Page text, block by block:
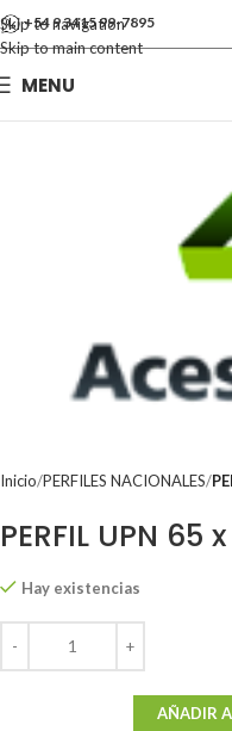
Skip to navigation
Skip to main content
+54 9 3415 99-7895
MENU
Inicio PERFILES NACIONALES
PERFIL UPN 65
Se vende por Und
Hay existencias
AÑADIR